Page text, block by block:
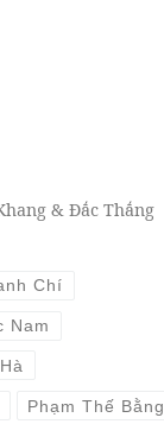
& Đắc Thắng
Chí
Nam
Phạm Thế Bằng